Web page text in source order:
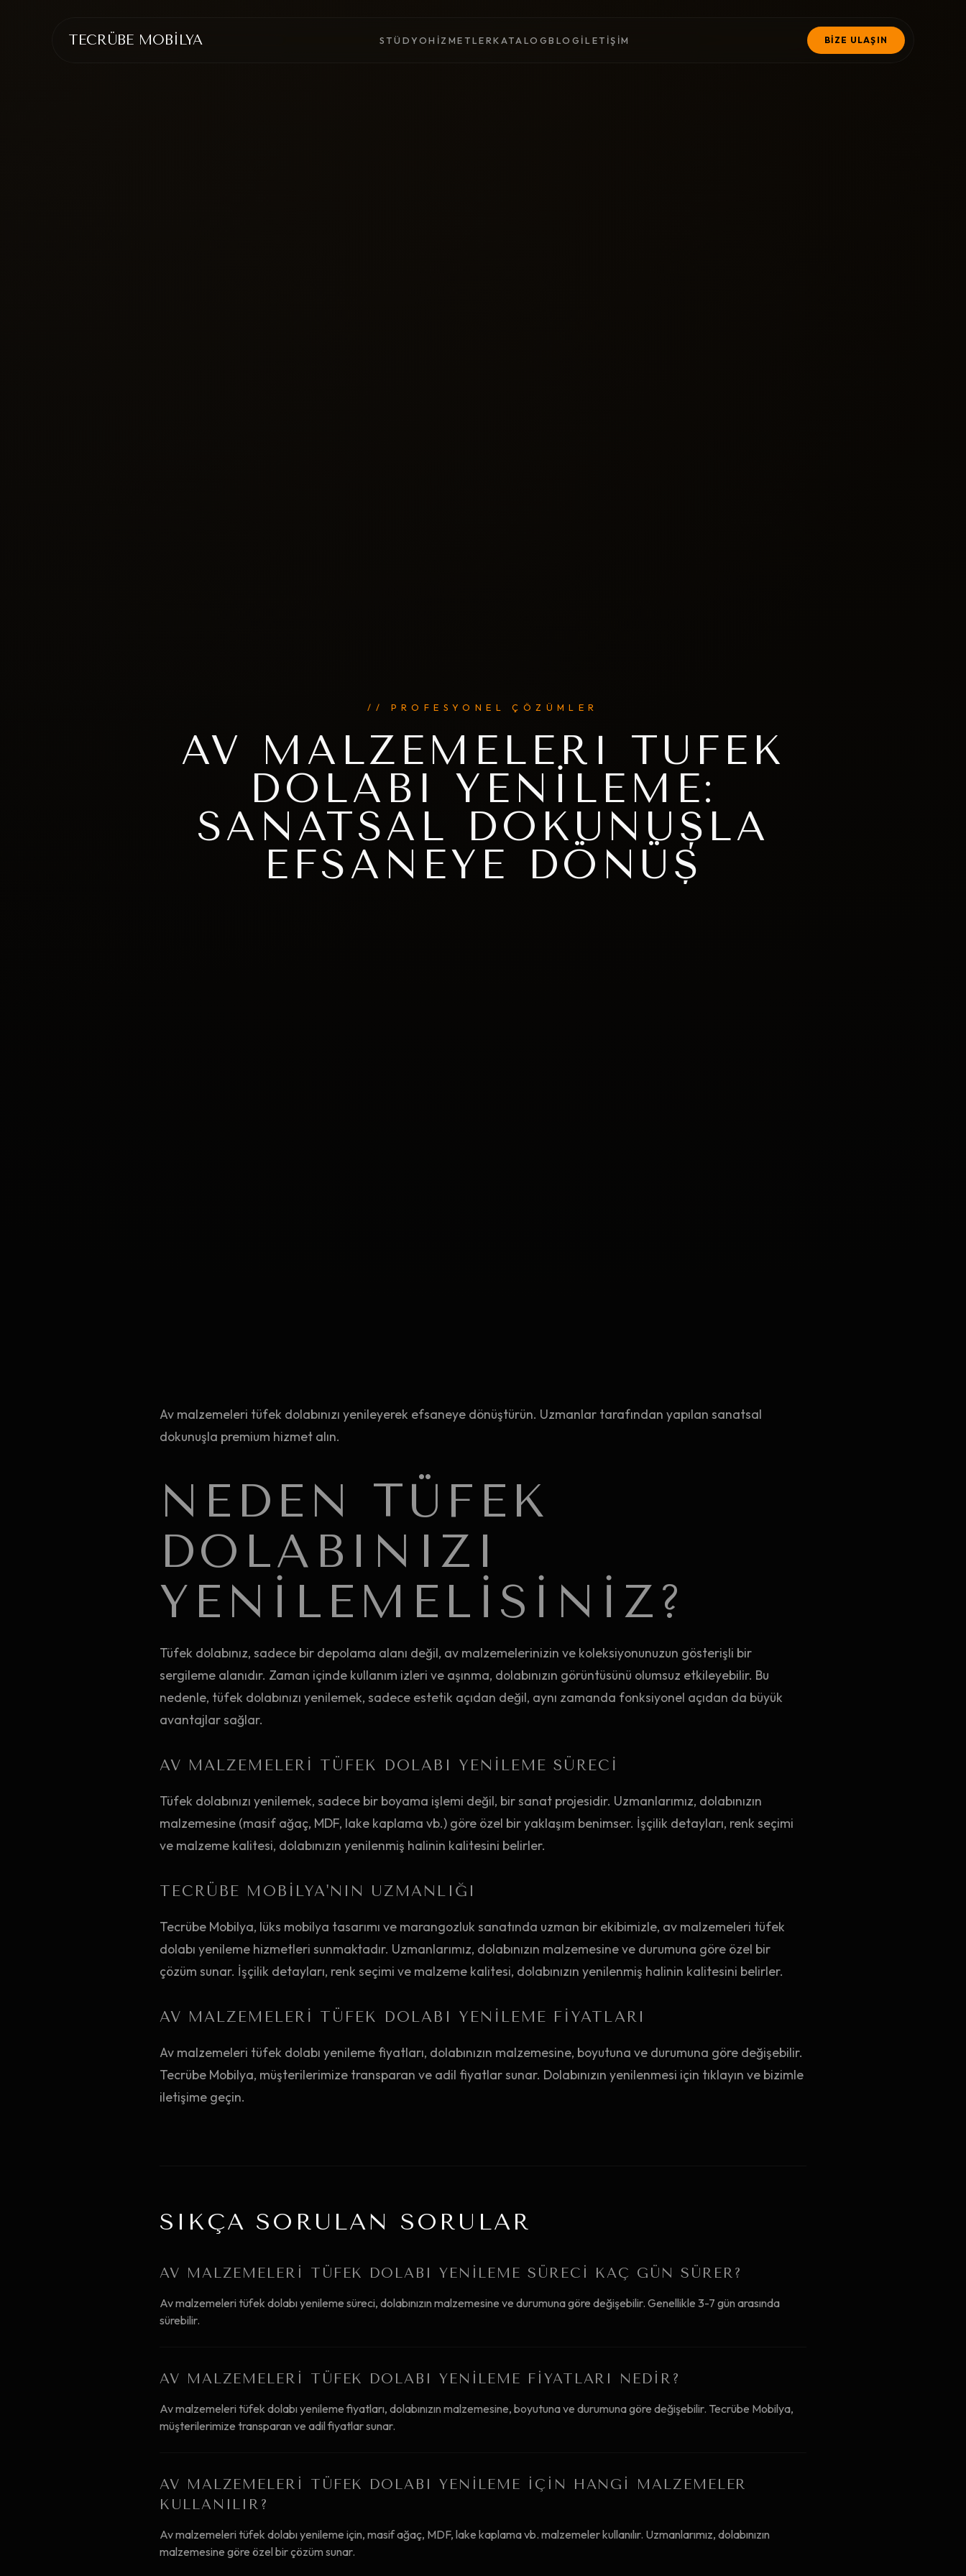
TECRÜBE MOBİLYA STÜDYOHIZMETLERKATALOGBLOG İLETIŞIM BİZE ULAŞIN
// PROFESYONEL ÇÖZÜMLER
AV MALZEMELERI TÜFEK
DOLABI YENILEME:
SANATSAL DOKUNUŞLA
EFSANEYE DÖNÜŞ
Av malzemeleri tüfek dolabınızı yenileyerek efsaneye dönüştürün. Uzmanlar tarafından yapılan sanatsal
dokunuşla premium hizmet alın.
NEDEN TÜFEK
DOLABINIZI
YENILEMELISINIZ?
Tüfek dolabınız, sadece bir depolama alanı değil, av malzemelerinizin ve koleksiyonunuzun gösterişli bir
sergileme alanıdır. Zaman içinde kullanım izleri ve aşınma, dolabınızın görüntüsünü olumsuz etkileyebilir. Bu
nedenle, tüfek dolabınızı yenilemek, sadece estetik açıdan değil, aynı zamanda fonksiyonel açıdan da büyük
avantajlar sağlar.
AV MALZEMELERI TÜFEK DOLABI YENILEME SÜRECI
Tüfek dolabınızı yenilemek, sadece bir boyama işlemi değil, bir sanat projesidir. Uzmanlarımız, dolabınızın
malzemesine (masif ağaç, MDF, lake kaplama vb.) göre özel bir yaklaşım benimser. İşçilik detayları, renk seçimi
ve malzeme kalitesi, dolabınızın yenilenmiş halinin kalitesini belirler.
TECRÜBE MOBILYA'NIN UZMANLIĞI
Tecrübe Mobilya, lüks mobilya tasarımı ve marangozluk sanatında uzman bir ekibimizle, av malzemeleri tüfek
dolabı yenileme hizmetleri sunmaktadır. Uzmanlarımız, dolabınızın malzemesine ve durumuna göre özel bir
çözüm sunar. İşçilik detayları, renk seçimi ve malzeme kalitesi, dolabınızın yenilenmiş halinin kalitesini belirler.
AV MALZEMELERI TÜFEK DOLABI YENILEME FIYATLARI
Av malzemeleri tüfek dolabı yenileme fiyatları, dolabınızın malzemesine, boyutuna ve durumuna göre değişebilir.
Tecrübe Mobilya, müşterilerimize transparan ve adil fiyatlar sunar. Dolabınızın yenilenmesi için tıklayın ve bizimle
iletişime geçin.
SIKÇA SORULAN SORULAR
AV MALZEMELERI TÜFEK DOLABI YENILEME SÜRECI KAÇ GÜN SÜRER?
Av malzemeleri tüfek dolabı yenileme süreci, dolabınızın malzemesine ve durumuna göre değişebilir. Genellikle 3-7 gün arasında
sürebilir.
AV MALZEMELERI TÜFEK DOLABI YENILEME FIYATLARI NEDIR?
Av malzemeleri tüfek dolabı yenileme fiyatları, dolabınızın malzemesine, boyutuna ve durumuna göre değişebilir. Tecrübe Mobilya,
müşterilerimize transparan ve adil fiyatlar sunar.
AV MALZEMELERI TÜFEK DOLABI YENILEME IÇIN HANGI MALZEMELER
KULLANILIR?
Av malzemeleri tüfek dolabı yenileme için, masif ağaç, MDF, lake kaplama vb. malzemeler kullanılır. Uzmanlarımız, dolabınızın
malzemesine göre özel bir çözüm sunar.